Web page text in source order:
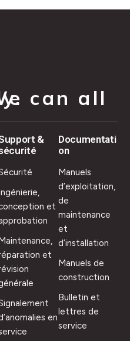
all fly.
&
et
et
en
Documentati
on
Manuels
d’exploitation,
de
maintenance
et
d’installation
Manuels de
construction
Bulletin et
lettres de
service